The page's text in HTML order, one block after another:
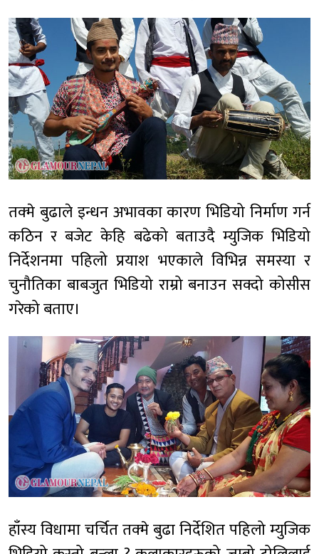
तक्मे बुढाले इन्धन अभावका कारण भिडियो निर्माण गर्न
कठिन र बजेट केहि बढेको बताउदै म्युजिक भिडियो
निर्देशनमा पहिलो प्रयाश भएकाले विभिन्न समस्या र
चुनौतिका बाबजुत भिडियो राम्रो बनाउन सक्दो कोसीस
गरेको बताए।
हाँस्य विधामा चर्चित तक्मे बुढा निर्देशित पहिलो म्युजिक